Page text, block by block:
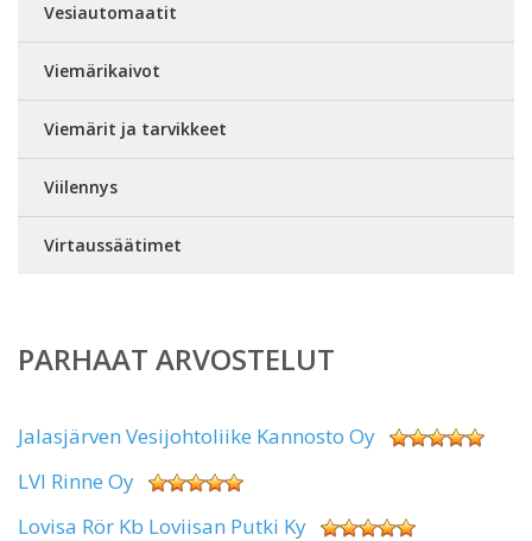
Vesiautomaatit
Viemärikaivot
Viemärit ja tarvikkeet
Viilennys
Virtaussäätimet
PARHAAT ARVOSTELUT
Jalasjärven Vesijohtoliike Kannosto Oy
LVI Rinne Oy
Lovisa Rör Kb Loviisan Putki Ky